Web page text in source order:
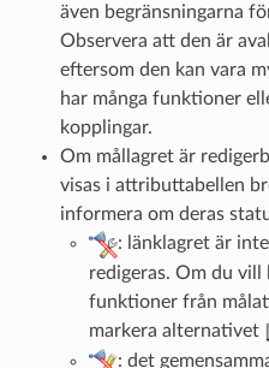
även begränsningarna
Observera att den är
eftersom den kan vara
har många funktioner
kopplingar.
Om mållagret är
visas i attributtabellen
informera om deras
: länklagret är
redigeras. Om du
funktioner från
markera alternativet
: det